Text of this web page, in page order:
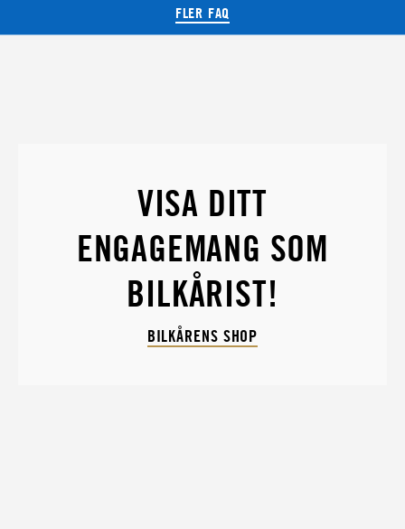
FLER FAQ
VISA DITT
ENGAGEMANG SOM
BILKÅRIST!
BILKÅRENS SHOP